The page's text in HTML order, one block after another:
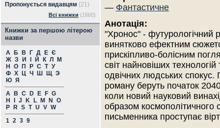
Пропонується видавцям (21)
Всі книжки (1660)
Книжки за першою літерою
назви
А Б В Г Д Е Є
Ж З И Й К Л
М
Н
О П Р С Т У
Ф Х Ц Ч Ш Щ Э
Ю Я
A
B C D E F G
H
J K L M N
O
P
R S T U V W
1 2 3 9
— Фантастичне
Анотація:
"Хронос" - футурологічний
винятково ефектним
прискіпливо-болісним
світ найновіших технологій
одвічних людських спокус.
роману беруть початок
коли новий науковий
образом космополітичного
письменника проступає